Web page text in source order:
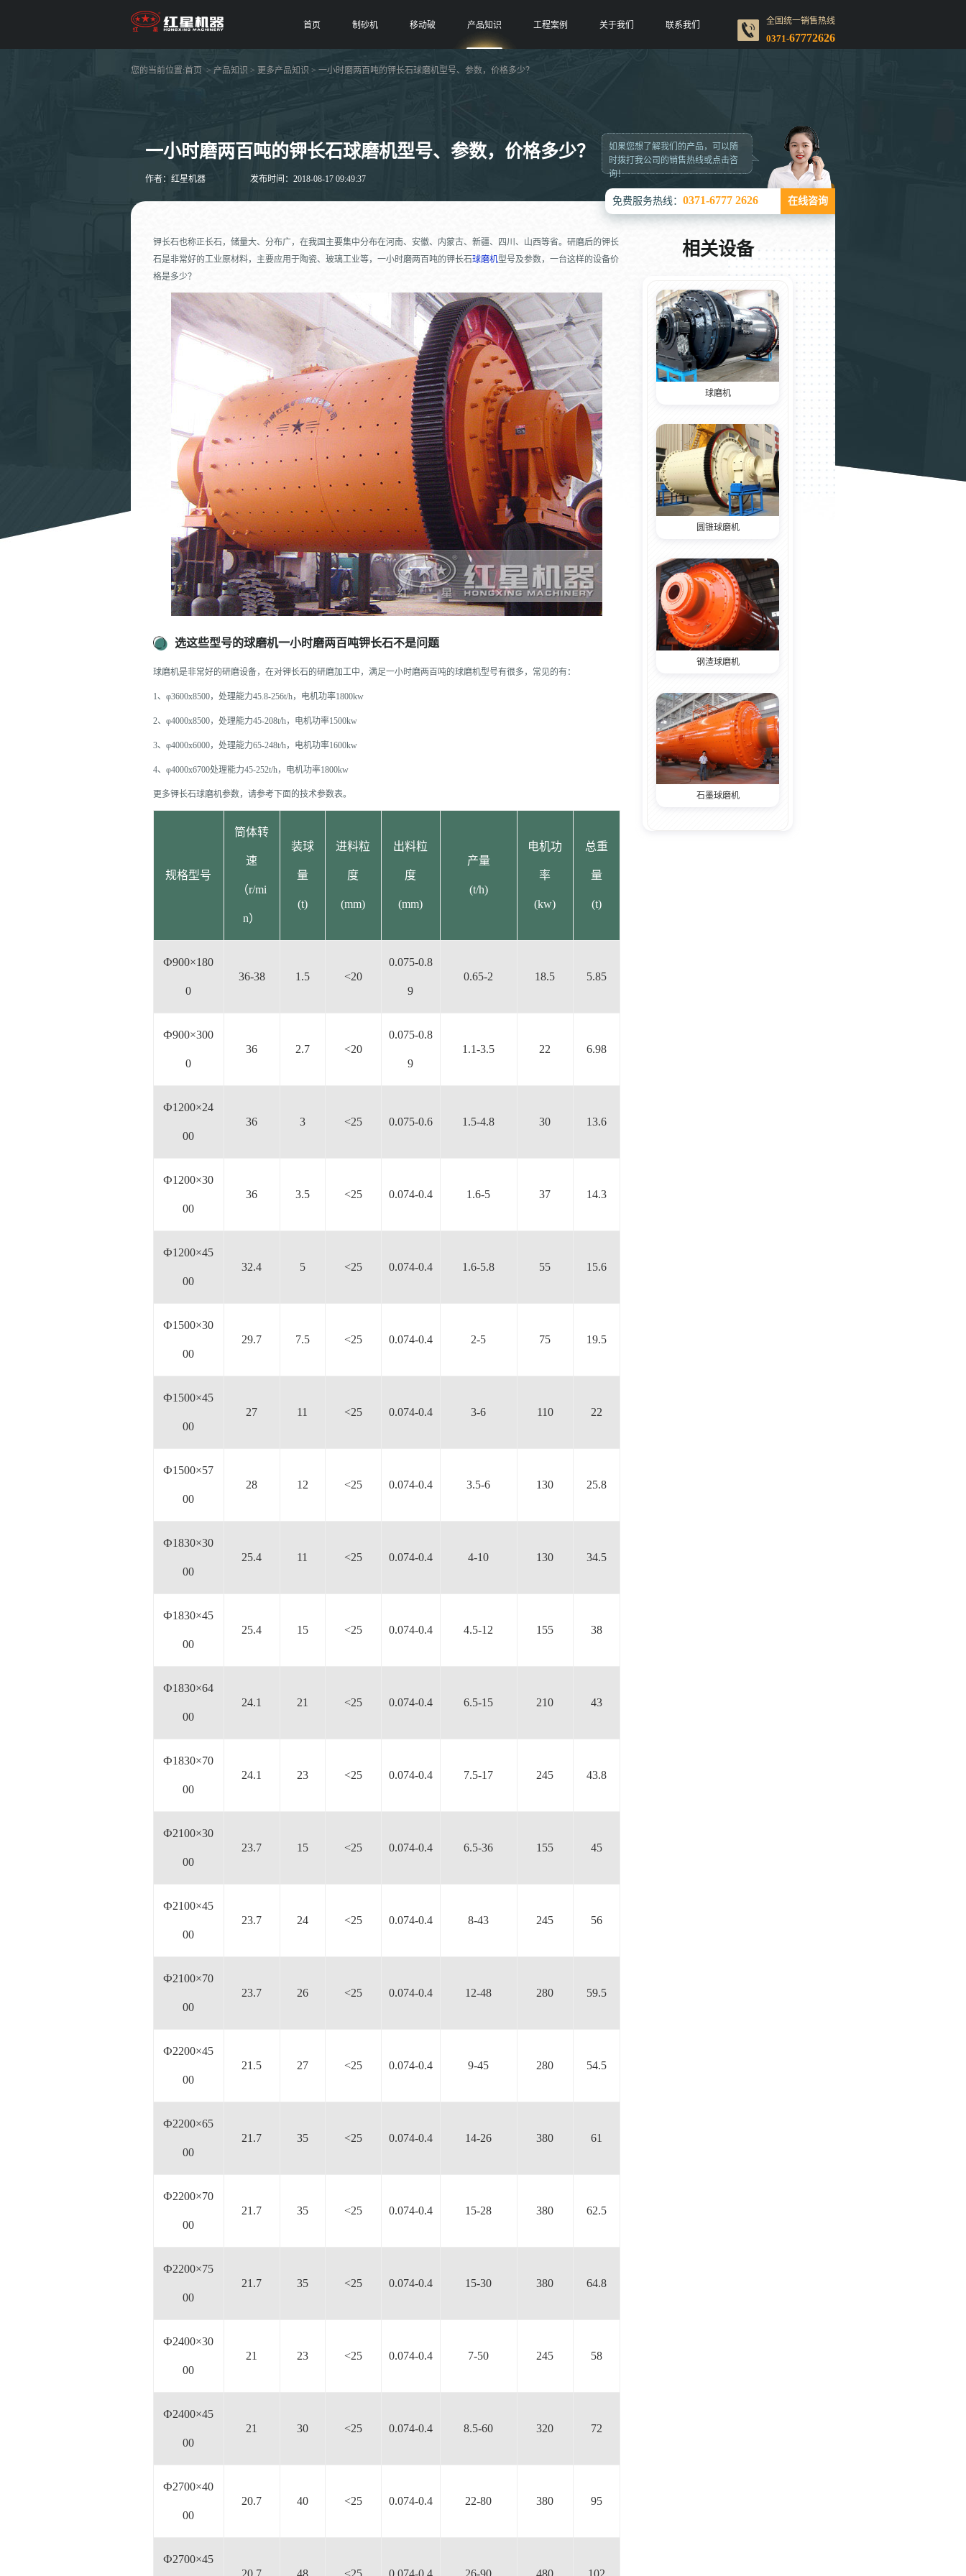
全国统一销售热线
0371-67772626
首页 制砂机 移动破 产品知识 工程案例 关于我们 联系我们
您的当前位置:首页 > 产品知识 > 更多产品知识 > 一小时磨两百吨的钾长石球磨机型号、参数，价格多少？
一小时磨两百吨的钾长石球磨机型号、参数，价格多少？
作者：红星机器 发布时间：2018-08-17 09:49:37
钾长石也称正长石，储量大、分布广，在我国主要集中分布在河南、安徽、内蒙古、新疆、四川、山西等省。研磨后的钾长
石是非常好的工业原材料，主要应用于陶瓷、玻璃工业等，一小时磨两百吨的钾长石球磨机型号及参数，一台这样的设备价
格是多少？
选这些型号的球磨机一小时磨两百吨钾长石不是问题
球磨机是非常好的研磨设备，在对钾长石的研磨加工中，满足一小时磨两百吨的球磨机型号有很多，常见的有：
1、φ3600x8500，处理能力45.8-256t/h，电机功率1800kw
2、φ4000x8500，处理能力45-208t/h，电机功率1500kw
3、φ4000x6000，处理能力65-248t/h，电机功率1600kw
4、φ4000x6700处理能力45-252t/h，电机功率1800kw
更多钾长石球磨机参数，请参考下面的技术参数表。
规格型号
筒体转
速
（r/mi
n）
装球
量
(t)
进料粒
度
(mm)
出料粒
度
(mm)
产量
(t/h)
电机功
率
(kw)
总重
量
(t)
Ф900×180
0
36-38 1.5 <20
0.075-0.8
9
0.65-2 18.5 5.85
Ф900×300
0
36 2.7 <20
0.075-0.8
9
1.1-3.5 22 6.98
Ф1200×24
00
36 3 <25 0.075-0.6 1.5-4.8 30 13.6
Ф1200×30
00
36 3.5 <25 0.074-0.4 1.6-5 37 14.3
Ф1200×45
00
32.4 5 <25 0.074-0.4 1.6-5.8 55 15.6
Ф1500×30
00
29.7 7.5 <25 0.074-0.4 2-5 75 19.5
Ф1500×45
00
27 11 <25 0.074-0.4 3-6 110 22
Ф1500×57
00
28 12 <25 0.074-0.4 3.5-6 130 25.8
Ф1830×30
00
25.4 11 <25 0.074-0.4 4-10 130 34.5
Ф1830×45
00
25.4 15 <25 0.074-0.4 4.5-12 155 38
Ф1830×64
00
24.1 21 <25 0.074-0.4 6.5-15 210 43
Ф1830×70
00
24.1 23 <25 0.074-0.4 7.5-17 245 43.8
Ф2100×30
00
23.7 15 <25 0.074-0.4 6.5-36 155 45
Ф2100×45
00
23.7 24 <25 0.074-0.4 8-43 245 56
Ф2100×70
00
23.7 26 <25 0.074-0.4 12-48 280 59.5
Ф2200×45
00
21.5 27 <25 0.074-0.4 9-45 280 54.5
Ф2200×65
00
21.7 35 <25 0.074-0.4 14-26 380 61
Ф2200×70
00
21.7 35 <25 0.074-0.4 15-28 380 62.5
Ф2200×75
00
21.7 35 <25 0.074-0.4 15-30 380 64.8
Ф2400×30
00
21 23 <25 0.074-0.4 7-50 245 58
Ф2400×45
00
21 30 <25 0.074-0.4 8.5-60 320 72
Ф2700×40
00
20.7 40 <25 0.074-0.4 22-80 380 95
Ф2700×45
20.7
48 <25 0.074-0.4 26-90 480 102
免费服务热线： 0371-6777 2626 在线咨询
如果您想了解我们的产品，可以随
时拨打我公司的销售热线或点击咨
询！
相关设备
球磨机
圆锥球磨机
钢渣球磨机
石墨球磨机